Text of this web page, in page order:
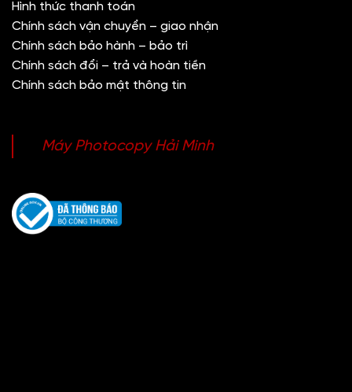
Hình thức thanh toán
Chính sách vận chuyển – giao nhận
Chính sách bảo hành – bảo trì
Chính sách đổi – trả và hoàn tiền
Chính sách bảo mật thông tin
Máy Photocopy Hải Minh